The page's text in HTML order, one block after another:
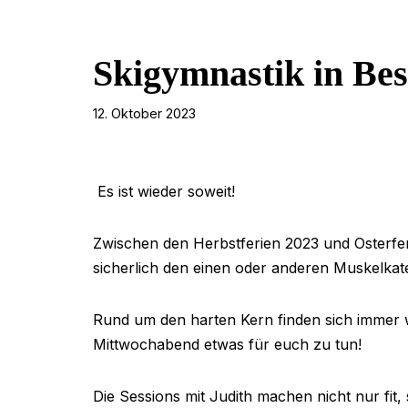
Skigymnastik in
12. Oktober 2023
Es ist wieder soweit!
Zwischen den Herbstferien 2023 und
sicherlich den einen oder anderen
Rund um den harten Kern finden sich
Mittwochabend etwas für euch zu tun!
Die Sessions mit Judith machen nicht nur